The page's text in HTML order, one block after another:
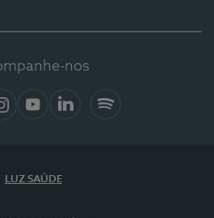
nos
LUZ SAÚDE